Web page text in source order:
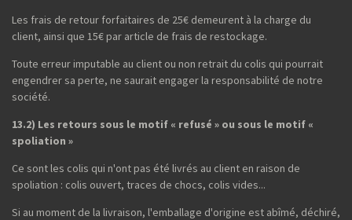
Les frais de retour forfaitaires de 25€ demeurent à la charge du
client, ainsi que 15€ par article de frais de restockage.
Toute erreur imputable au client ou non retrait du colis qui pourrait
engendrer sa perte, ne saurait engager la responsabilité de notre
société.
13.2) Les retours sous le motif « refusé » ou sous le motif «
spoliation »
Ce sont les colis qui n'ont pas été livrés au client en raison de
spoliation : colis ouvert, traces de chocs, colis vides...
Si au moment de la livraison, l'emballage d'origine est abîmé, déchiré,